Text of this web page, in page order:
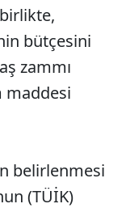
bütçesini
zammı
maddesi
belirlenmesi
(TÜİK)